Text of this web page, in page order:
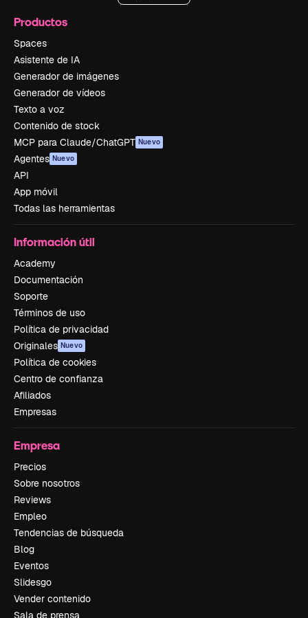
Productos
Spaces
Asistente de IA
Generador de imágenes
Generador de vídeos
Texto a voz
Contenido de stock
MCP para Claude/ChatGPT Nuevo
Agentes Nuevo
API
App móvil
Todas las herramientas
Información útil
Academy
Documentación
Soporte
Términos de uso
Política de privacidad
Originales Nuevo
Política de cookies
Centro de confianza
Afiliados
Empresas
Empresa
Precios
Sobre nosotros
Reviews
Empleo
Tendencias de búsqueda
Blog
Eventos
Slidesgo
Vender contenido
Sala de prensa